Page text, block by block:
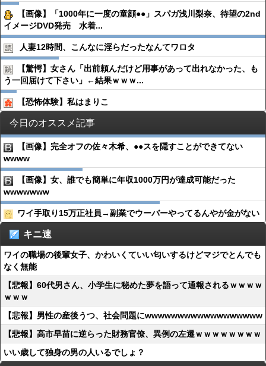
【画像】「1000年に一度の童顔●●」スパガ浅川梨奈、待望の2nd
イメージDVD発売 水着...
人妻12時間、こんなに淫らだったなんてワロタ
【驚愕】女さん「出前頼んだけど用事があって出れなかった、も
う一回届けて下さい」←結果ｗｗｗ...
【恐怖体験】私はまりこ
今日のオススメ記事
【画像】完全オフの佐々木希、●●スを隠すことができてない
wwww
【画像】女、誰でも簡単に年収1000万円が達成可能だった
wwwwwww
ワイ手取り15万正社員→副業でウーバーやってるんやが金がない
キニ速
ワイの職場の後輩女子、かわいくていい匂いするけどマジでとんでも
なく無能
【悲報】60代男さん、小学生に秘めた夢を語って通報されるｗｗｗｗ
ｗｗｗ
【悲報】男性の産後うつ、社会問題にwwwwwwwwwwwwwwwwww
【悲報】高市早苗に逆らった財務官僚、異例の左遷ｗｗｗｗｗｗｗｗ
いい歳して独身の男の人いるでしょ？